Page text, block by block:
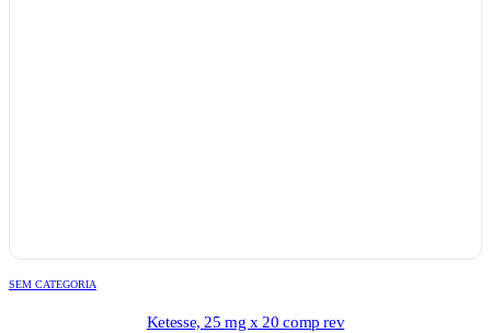
SEM CATEGORIA
Ketesse, 25 mg x 20 comp rev